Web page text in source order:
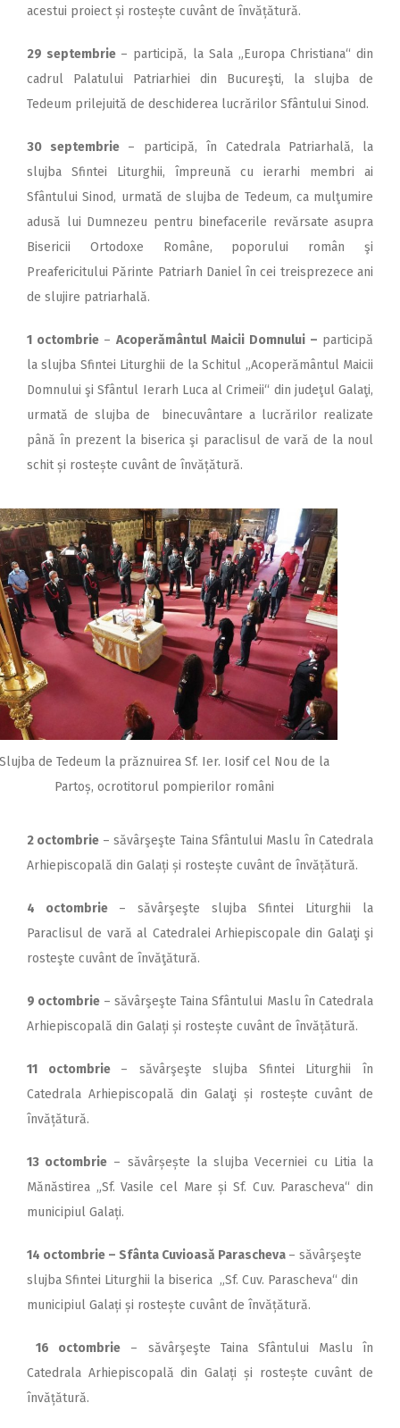
acestui proiect și rostește cuvânt de învățătură.
29 septembrie – participă, la Sala „Europa Christiana“ din
cadrul Palatului Patriarhiei din Bucureşti, la slujba de
Tedeum prilejuită de deschiderea lucrărilor Sfântului Sinod.
30 septembrie– participă, în Catedrala Patriarhală, la
slujba Sfintei Liturghii, împreună cu ierarhi membri ai
Sfântului Sinod, urmată de slujba de Tedeum, ca mulţumire
adusă lui Dumnezeu pentru binefacerile revărsate asupra
Bisericii Ortodoxe Române, poporului român şi
Preafericitului Părinte Patriarh Daniel în cei treisprezece ani
de slujire patriarhală.
1 octombrie – Acoperământul Maicii Domnului – participă
la slujba Sfintei Liturghii de la Schitul „Acoperământul Maicii
Domnului şi Sfântul Ierarh Luca al Crimeii“ din judeţul Galaţi,
urmată de slujba de binecuvântare a lucrărilor realizate
până în prezent la biserica şi paraclisul de vară de la noul
schit și rostește cuvânt de învățătură.
Slujba de Tedeum la prăznuirea Sf. Ier. Iosif cel Nou de la
Partoș, ocrotitorul pompierilor români
2 octombrie – săvârşeşte Taina Sfântului Maslu în Catedrala
Arhiepiscopală din Galați și rostește cuvânt de învățătură.
4 octombrie – săvârşeşte slujba Sfintei Liturghii la
Paraclisul de vară al Catedralei Arhiepiscopale din Galaţi şi
rosteşte cuvânt de învăţătură.
9 octombrie – săvârşeşte Taina Sfântului Maslu în Catedrala
Arhiepiscopală din Galați și rostește cuvânt de învățătură.
11 octombrie – săvârşeşte slujba Sfintei Liturghii în
Catedrala Arhiepiscopală din Galaţi și rostește cuvânt de
învățătură.
13 octombrie – săvârșește la slujba Vecerniei cu Litia la
Mănăstirea „Sf. Vasile cel Mare și Sf. Cuv. Parascheva“ din
municipiul Galați.
14 octombrie – Sfânta Cuvioasă Parascheva – săvârşeşte
slujba Sfintei Liturghii la biserica „Sf. Cuv. Parascheva“ din
municipiul Galați și rostește cuvânt de învățătură.
16 octombrie – săvârşeşte Taina Sfântului Maslu în
Catedrala Arhiepiscopală din Galați și rostește cuvânt de
învățătură.